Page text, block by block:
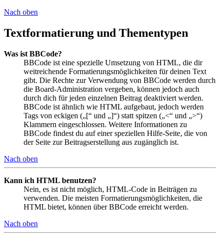
Nach oben
Textformatierung und Thementypen
Was ist BBCode?
BBCode ist eine spezielle Umsetzung von HTML, die dir
weitreichende Formatierungsmöglichkeiten für deinen Text
gibt. Die Rechte zur Verwendung von BBCode werden durch
die Board-Administration vergeben, können jedoch auch
durch dich für jeden einzelnen Beitrag deaktiviert werden.
BBCode ist ähnlich wie HTML aufgebaut, jedoch werden
Tags von eckigen („[“ und „]“) statt spitzen („<“ und „>“)
Klammern eingeschlossen. Weitere Informationen zu
BBCode findest du auf einer speziellen Hilfe-Seite, die von
der Seite zur Beitragserstellung aus zugänglich ist.
Nach oben
Kann ich HTML benutzen?
Nein, es ist nicht möglich, HTML-Code in Beiträgen zu
verwenden. Die meisten Formatierungsmöglichkeiten, die
HTML bietet, können über BBCode erreicht werden.
Nach oben